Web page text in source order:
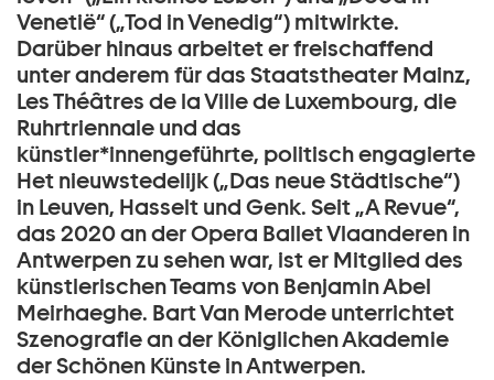
Venetië“ („Tod in Venedig“) mitwirkte.
Darüber hinaus arbeitet er freischaffend
unter anderem für das Staatstheater Mainz,
Les Théâtres de la Ville de Luxembourg, die
Ruhrtriennale und das
künstler*innengeführte, politisch engagierte
Het nieuwstedelijk („Das neue Städtische“)
in Leuven, Hasselt und Genk. Seit „A Revue“,
das 2020 an der Opera Ballet Vlaanderen in
Antwerpen zu sehen war, ist er Mitglied des
künstlerischen Teams von Benjamin Abel
Meirhaeghe. Bart Van Merode unterrichtet
Szenografie an der Königlichen Akademie
der Schönen Künste in Antwerpen.